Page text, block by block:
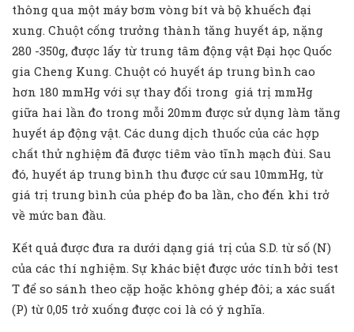
thông qua một máy bơm vòng bít và bộ khuếch đại
xung. Chuột cống trưởng thành tăng huyết áp, nặng
280 -350g, được lấy từ trung tâm động vật Đại học Quốc
gia Cheng Kung. Chuột có huyết áp trung bình cao
hơn 180 mmHg với sự thay đổi trong giá trị mmHg
giữa hai lần đo trong mỗi 20mm được sử dụng làm tăng
huyết áp động vật. Các dung dịch thuốc của các hợp
chất thử nghiệm đã được tiêm vào tĩnh mạch đùi. Sau
đó, huyết áp trung bình thu được cứ sau 10mmHg, từ
giá trị trung bình của phép đo ba lần, cho đến khi trở
về mức ban đầu.
Kết quả được đưa ra dưới dạng giá trị của S.D. từ số (N)
của các thí nghiệm. Sự khác biệt được ước tính bởi test
T để so sánh theo cặp hoặc không ghép đôi; a xác suất
(P) từ 0,05 trở xuống được coi là có ý nghĩa.